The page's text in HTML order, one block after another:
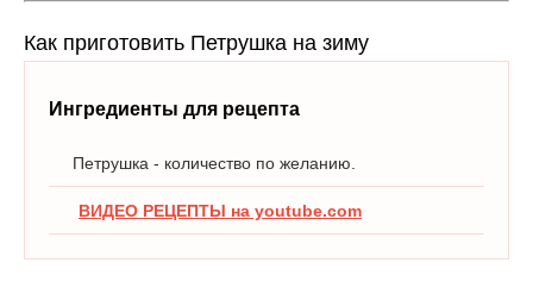
Как приготовить Петрушка на зиму
Ингредиенты для рецепта
Петрушка - количество по желанию.
ВИДЕО РЕЦЕПТЫ на youtube.com